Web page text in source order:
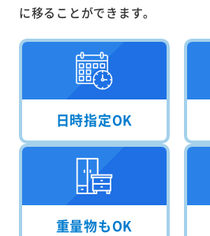
に移ることができます。
日時指定OK
重量物もOK